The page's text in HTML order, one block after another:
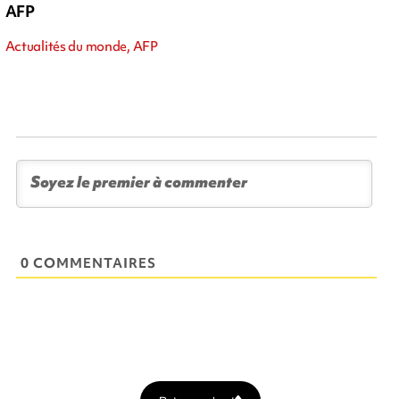
AFP
Actualités du monde, AFP
0 COMMENTAIRES